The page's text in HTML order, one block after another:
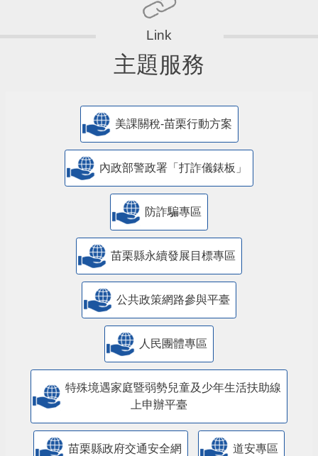
主題服務
美課關稅-苗栗行動方案
內政部警政署「打詐儀錶板」
防詐騙專區
苗栗縣永續發展目標專區
公共政策網路參與平臺
人民團體專區
特殊境遇家庭暨弱勢兒童及少年生活扶助線
上申辦平臺
苗栗縣政府交通安全網 道安專區